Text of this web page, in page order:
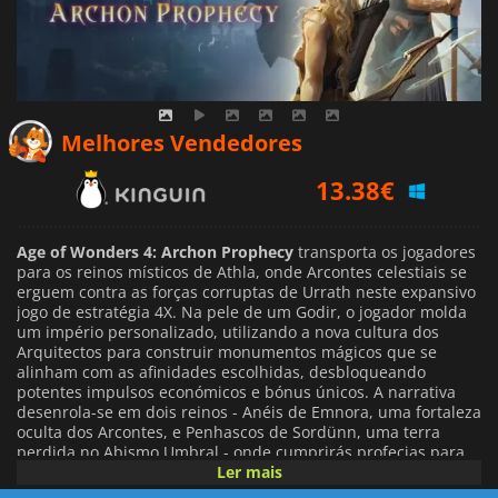
Melhores Vendedores
14.16€
17.19€
Age of Wonders 4: Archon Prophecy transporta os jogadores
para os reinos místicos de Athla, onde Arcontes celestiais se
erguem contra as forças corruptas de Urrath neste expansivo
jogo de estratégia 4X. Na pele de um Godir, o jogador molda
um império personalizado, utilizando a nova cultura dos
Arquitectos para construir monumentos mágicos que se
alinham com as afinidades escolhidas, desbloqueando
potentes impulsos económicos e bónus únicos. A narrativa
desenrola-se em dois reinos - Anéis de Emnora, uma fortaleza
oculta dos Arcontes, e Penhascos de Sordünn, uma terra
perdida no Abismo Umbral - onde cumprirás profecias para
moldar a guerra entre a luz e as trevas.
Ler mais